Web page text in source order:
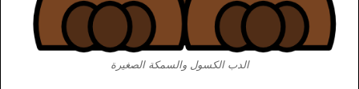
الدب الكسول والسمكة الصغيرة